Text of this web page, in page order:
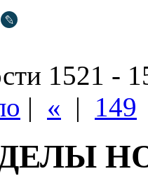
1521 -
| « | 149